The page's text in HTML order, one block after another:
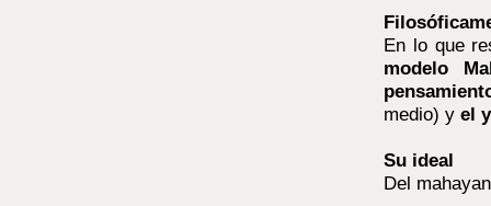
En lo que
modelo
medio) y el
Su ideal
Del